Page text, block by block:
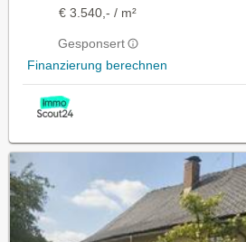
€ 3.540,- / m²
Gesponsert
Finanzierung berechnen